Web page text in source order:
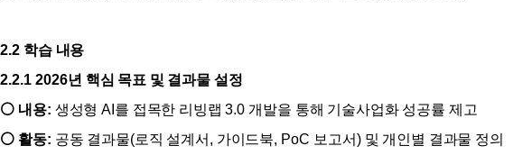
2.2 학습 내용
2.2.1 2026년 핵심 목표 및 결과물 설정
⚪ 내용: 생성형AI 를 접목한 리빙랩3.0개발을 통해 기술사업화 성공률 제고
⚪ 활동: 공동 결과물(로직 설계서 , 가이드북, PoC 보고서) 및 개인별 결과물 정의